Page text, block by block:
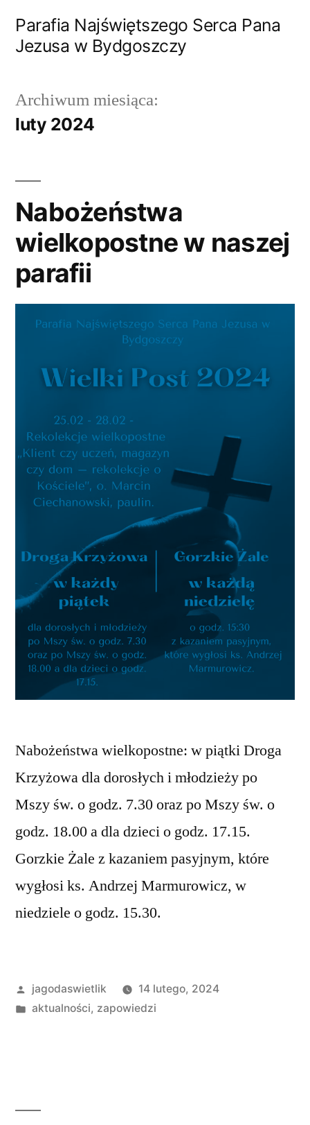
Parafia Najświętszego Serca Pana
Jezusa w Bydgoszczy
Archiwum miesiąca:
luty 2024
Nabożeństwa
wielkopostne w naszej
parafii
Nabożeństwa wielkopostne: w piątki Droga
Krzyżowa dla dorosłych i młodzieży po
Mszy św. o godz. 7.30 oraz po Mszy św. o
godz. 18.00 a dla dzieci o godz. 17.15.
Gorzkie Żale z kazaniem pasyjnym, które
wygłosi ks. Andrzej Marmurowicz, w
niedziele o godz. 15.30.
Opublikowane
przez
jagodaswietlik
14 lutego, 2024
Opublikowano
aktualności, zapowiedzi